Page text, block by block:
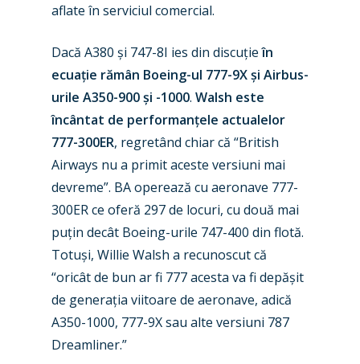
aflate în serviciul comercial.
Dacă A380 și 747-8I ies din discuțieîn
ecuație rămân Boeing-ul 777-9X și Airbus-
urile A350-900 și -1000. Walsh este
încântat de performanțele actualelor
777-300ER, regretând chiar că “British
Airways nu a primit aceste versiuni mai
devreme”. BA operează cu aeronave 777-
300ER ce oferă 297 de locuri, cu două mai
puțin decât Boeing-urile 747-400 din flotă.
Totuși, Willie Walsh a recunoscut că
“oricât de bun ar fi 777 acesta va fi depășit
de generația viitoare de aeronave, adică
A350-1000, 777-9X sau alte versiuni 787
Dreamliner.”
New Routes
Industry
Accidents / Incidents
Airshows
Dubai 2025
Paris 2025
Business Jets
Military